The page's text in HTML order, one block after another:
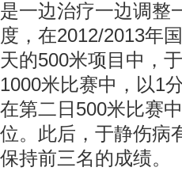
是一边治疗一边调整
度，在2012/2013年
天的500米项目中，
1000米比赛中，以1
在第二日500米比赛
位。此后，于静伤病
保持前三名的成绩。